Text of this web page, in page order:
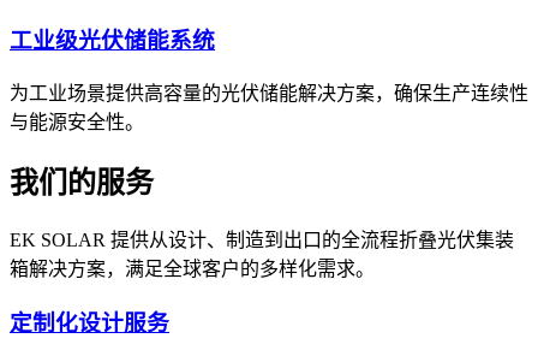
工业级光伏储能系统
为工业场景提供高容量的光伏储能解决方案，确保生产连续性
与能源安全性。
我们的服务
EK SOLAR 提供从设计、制造到出口的全流程折叠光伏集装
箱解决方案，满足全球客户的多样化需求。
定制化设计服务